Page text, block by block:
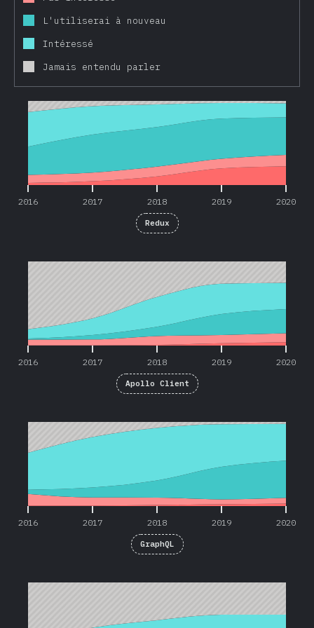
L'utiliserai à nouveau
Intéressé
Jamais entendu parler
2016 2017 2018 2019 2020
2016 2017 2018 2019 2020
Redux
2016 2017 2018 2019 2020
Apollo Client
2016 2017 2018 2019 2020
GraphQL